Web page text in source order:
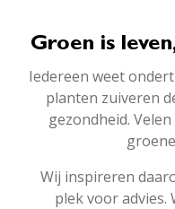
Groen is
Iedereen weet
planten zuiveren
gezondheid.
Wij inspireren
plek voor